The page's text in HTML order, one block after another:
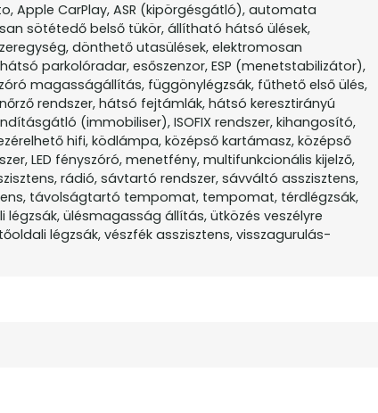
Apple CarPlay, ASR (kipörgésgátló), automata
sötétedő belső tükör, állítható hátsó ülések,
dönthető utasülések, elektromosan
parkolóradar, esőszenzor, ESP (menetstabilizátor),
magasságállítás, függönylégzsák, fűthető első ülés,
rendszer, hátsó fejtámlák, hátsó keresztirányú
(immobiliser), ISOFIX rendszer, kihangosító,
hifi, ködlámpa, középső kartámasz, középső
LED fényszóró, menetfény, multifunkcionális kijelző,
rádió, sávtartó rendszer, sávváltó asszisztens,
távolságtartó tempomat, tempomat, térdlégzsák,
ülésmagasság állítás, ütközés veszélyre
légzsák, vészfék asszisztens, visszagurulás-